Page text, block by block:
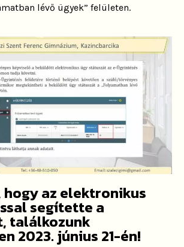
lévő ügyek” felületen.
hogy az elektronikus
segítette a
találkozunk
2023. június 21-én!